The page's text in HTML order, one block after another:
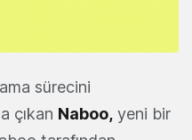
sürecini
çıkan Naboo, yeni bir